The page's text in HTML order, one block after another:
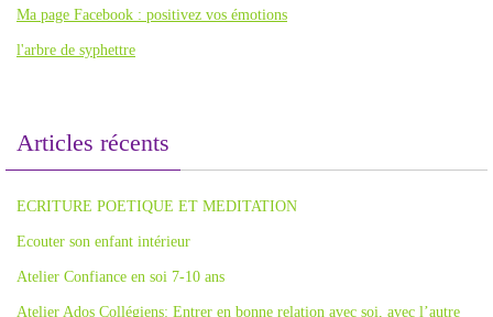
Ma page Facebook : positivez vos émotions
l'arbre de syphettre
Articles récents
ECRITURE POETIQUE ET MEDITATION
Ecouter son enfant intérieur
Atelier Confiance en soi 7-10 ans
Atelier Ados Collégiens: Entrer en bonne relation avec soi, avec l’autre